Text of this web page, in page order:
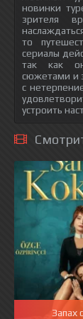
новинки
зрителя
то
сериалы
так как
сюжетами и
с
устроить
Запах